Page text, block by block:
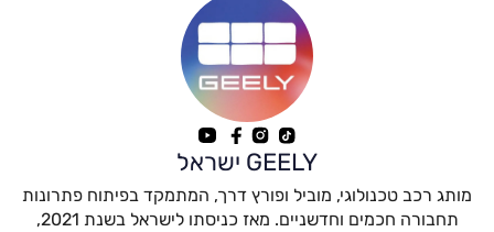
GEELY ישראל
מותג רכב טכנולוגי, מוביל ופורץ דרך, המתמקד בפיתוח פתרונות
תחבורה חכמים וחדשניים. מאז כניסתו לישראל בשנת 2021,